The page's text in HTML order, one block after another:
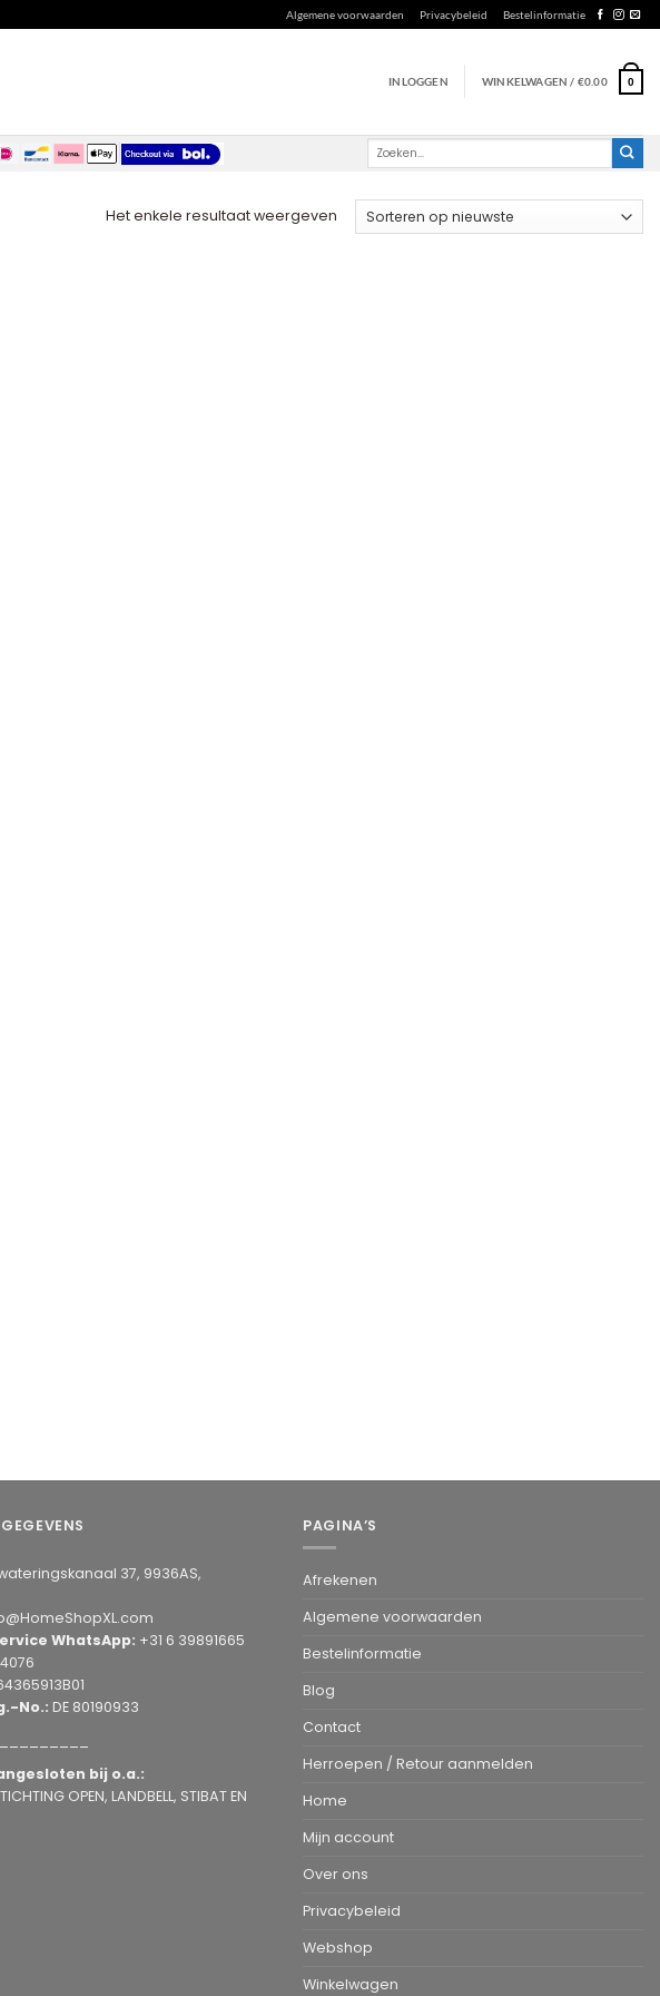
Algemene voorwaarden Privacybeleid Bestelinformatie
INLOGGEN WINKELWAGEN / €0.00 0
Zoeken
Het enkele resultaat weergeven
37, 9936AS,
WhatsApp: +31 6 39891665
No.: DE 80190933
bij o.a.:
OPEN, LANDBELL, STIBAT EN
PAGINA’S
Afrekenen
Algemene voorwaarden
Bestelinformatie
Blog
Contact
Herroepen / Retour aanmelden
Home
Mijn account
Over ons
Privacybeleid
Webshop
Winkelwagen